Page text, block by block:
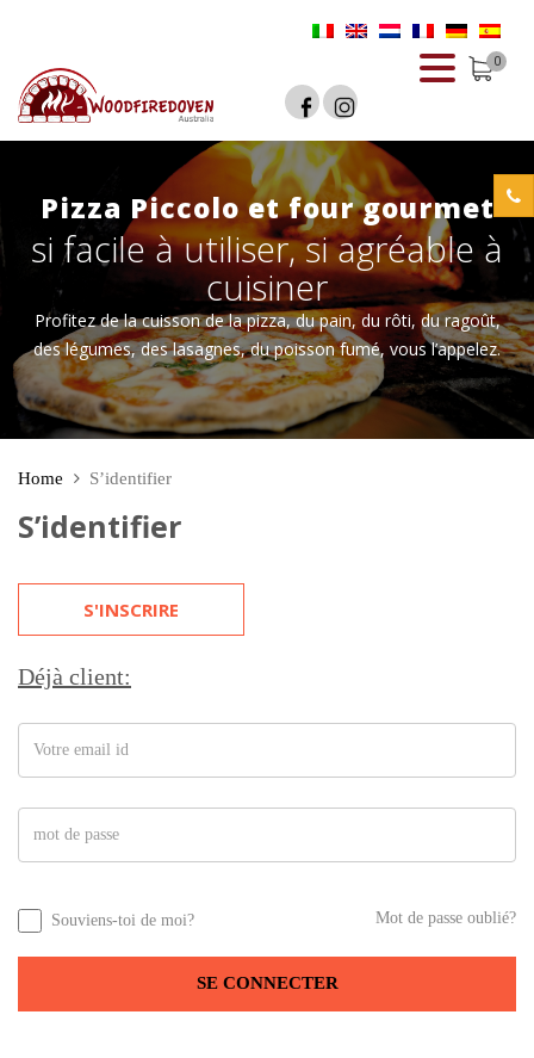
0
Pizza Piccolo et four gourmet
si facile à utiliser, si agréable à
cuisiner
Profitez de la cuisson de la pizza, du pain, du rôti, du ragoût,
des légumes, des lasagnes, du poisson fumé, vous l’appelez.
Home S’identifier
S’identifier
S'INSCRIRE
Déjà client:
Souviens-toi de moi? Mot de passe oublié?